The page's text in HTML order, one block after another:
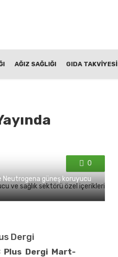
AĞIZ SAĞLIĞI GIDA TAKVİYESİ
0
Neutrogena güneş koruyucu
Dergi
Plus Dergi Mart-